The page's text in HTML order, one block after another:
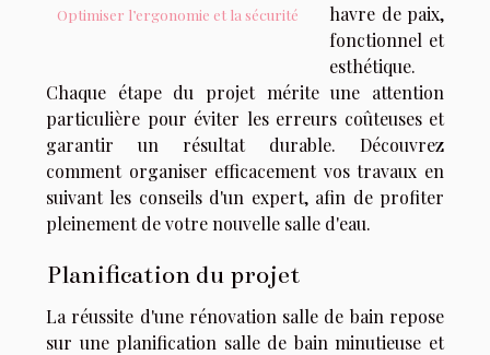
Optimiser l’ergonomie et la sécurité
havre de paix,
fonctionnel et
esthétique.
Chaque étape du projet mérite une attention
particulière pour éviter les erreurs coûteuses et
garantir un résultat durable. Découvrez
comment organiser efficacement vos travaux en
suivant les conseils d'un expert, afin de profiter
pleinement de votre nouvelle salle d'eau.
Planification du projet
La réussite d'une rénovation salle de bain repose
sur une planification salle de bain minutieuse et